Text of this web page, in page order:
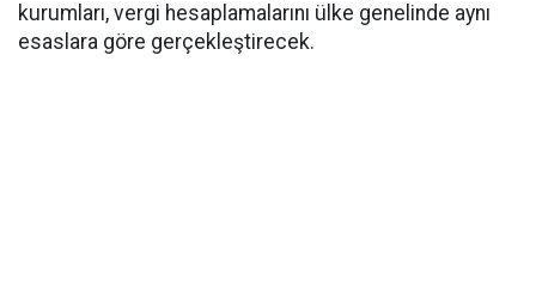
kurumları, vergi hesaplamalarını ülke genelinde aynı
esaslara göre gerçekleştirecek.